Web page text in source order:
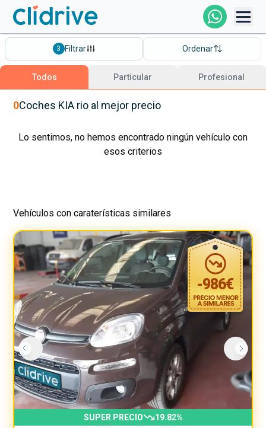
Comprar Coche
Todos Los Coches
Profesional
Particular
Clidrive
3 Filtrar Ordenar
Todos Particular Profesional
0Coches KIA rio al mejor precio
Lo sentimos, no hemos encontrado ningún vehículo con
esos criterios
Vehículos con caraterísticas similares
-986€
SUPER PRECIO 19.82%